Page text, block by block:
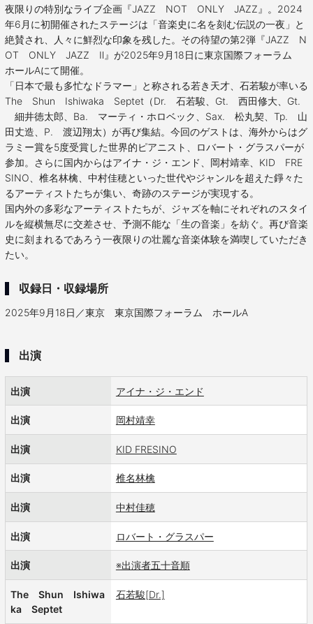
夜限りの特別なライブ企画『JAZZ NOT ONLY JAZZ』。2024
年6月に初開催されたステージは「音楽史に名を刻む伝説の一夜」と
絶賛され、人々に鮮烈な印象を残した。その待望の第2弾『JAZZ N
OT ONLY JAZZ Ⅱ』が2025年9月18日に東京国際フォーラム
ホールAにて開催。
「日本で最も多忙なドラマー」と称される若き天才、石若駿が率いる
The Shun Ishiwaka Septet（Dr. 石若駿、Gt. 西田修大、Gt.
細井徳太郎、Ba. マーティ・ホロベック、Sax. 松丸契、Tp. 山
田丈造、P. 渡辺翔太）が再び集結。今回のゲストは、海外からはグ
ラミー賞を5度受賞した世界的ピアニスト、ロバート・グラスパーが
参加。さらに国内からはアイナ・ジ・エンド、岡村靖幸、KID FRE
SINO、椎名林檎、中村佳穂といった世代やジャンルを超えた錚々た
るアーティストたちが集い、奇跡のステージが実現する。
国内外の多彩なアーティストたちが、ジャズを軸にそれぞれのスタイ
ルを縦横無尽に交差させ、予測不能な「生の音楽」を紡ぐ。再び音楽
史に刻まれるであろう一夜限りの壮麗な音楽体験を満喫していただき
たい。
収録日・収録場所
2025年9月18日／東京 東京国際フォーラム ホールA
出演
出演 アイナ・ジ・エンド
出演 岡村靖幸
出演 KID FRESINO
出演 椎名林檎
出演 中村佳穂
出演 ロバート・グラスパー
出演 ※出演者五十音順
The Shun Ishiwa
ka Septet
石若駿[Dr.]